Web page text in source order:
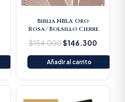
Biblia NBLA Oro
Rosa/ Bolsillo Cierre
$154.000$146.300
Añadir al carrito
Current
Current